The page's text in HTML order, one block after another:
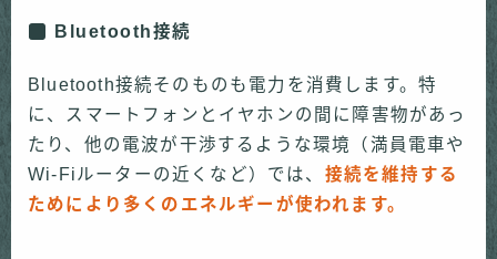
Bluetooth接続
Bluetooth接続そのものも電力を消費します。特
に、スマートフォンとイヤホンの間に障害物があっ
たり、他の電波が干渉するような環境（満員電車や
Wi-Fiルーターの近くなど）では、 接続を維持する
ためにより多くのエネルギーが使われます。